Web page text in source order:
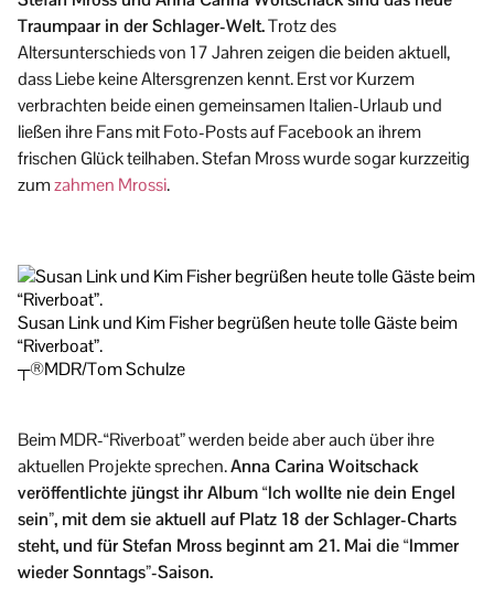
Traumpaar in der Schlager-Welt.Trotz des
Altersunterschieds von 17 Jahren zeigen die beiden aktuell,
dass Liebe keine Altersgrenzen kennt. Erst vor Kurzem
verbrachten beide einen gemeinsamen Italien-Urlaub und
ließen ihre Fans mit Foto-Posts auf Facebook an ihrem
frischen Glück teilhaben. Stefan Mross wurde sogar kurzzeitig
zumzahmen Mrossi.
Susan Link und Kim Fisher begrüßen heute tolle Gäste beim
“Riverboat”.
┬®MDR/Tom Schulze
Beim MDR-“Riverboat” werden beide aber auch über ihre
aktuellen Projekte sprechen.Anna Carina Woitschack
veröffentlichte jüngst ihr Album “Ich wollte nie dein Engel
sein”, mit dem sie aktuell auf Platz 18 der Schlager-Charts
steht, und für Stefan Mross beginnt am 21. Mai die “Immer
wieder Sonntags”-Saison.